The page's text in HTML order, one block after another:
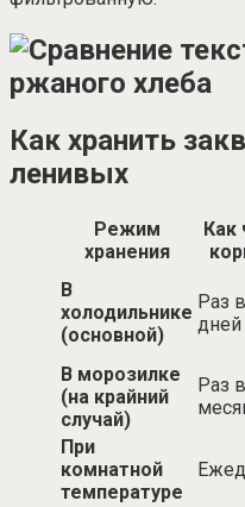
Как хранить
ленивых
Режим
хранения
Как
В
холодильнике
(основной)
Раз
дней
В морозилке
(на крайний
случай)
Раз
При
комнатной
температуре